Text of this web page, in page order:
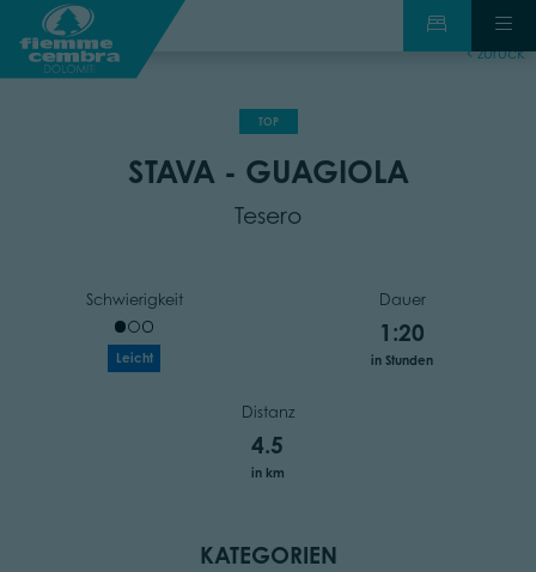
zurück
TOP
STAVA - GUAGIOLA
Tesero
Schwierigkeit
Leicht
Dauer
1:20
in Stunden
Distanz
4.5
in km
KATEGORIEN